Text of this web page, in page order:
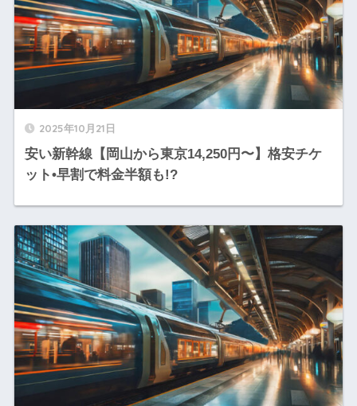
2025年10月21日
安い新幹線【岡山から東京14,250円〜】格安チケ
ット•早割で料金半額も!?